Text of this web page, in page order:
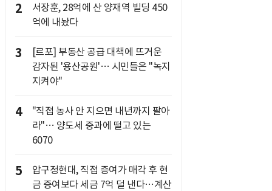
2
서장훈, 28억에 산 양재역 빌딩 450
억에 내놨다
3
[르포] 부동산 공급 대책에 뜨거운
감자된 '용산공원'… 시민들은 "녹지
지켜야"
4
"직접 농사 안 지으면 내년까지 팔아
라"… 양도세 중과에 떨고 있는
6070
5
압구정현대, 직접 증여가 매각 후 현
금 증여보다 세금 7억 덜 낸다…계산